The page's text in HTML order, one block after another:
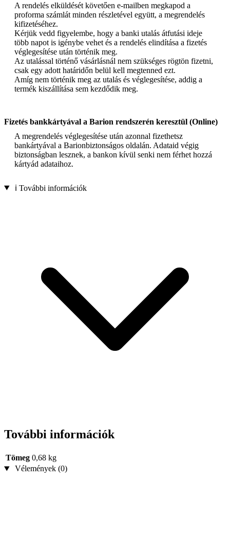
A rendelés elküldését követően e-mailben megkapod a
proforma számlát minden részletével együtt, a megrendelés
kifizetéséhez.
Kérjük vedd figyelembe, hogy a banki utalás átfutási ideje
több napot is igénybe vehet és a rendelés elindítása a fizetés
véglegesítése után történik meg.
Az utalással történő vásárlásnál nem szükséges rögtön fizetni,
csak egy adott határidőn belül kell megtenned ezt.
Amíg nem történik meg az utalás és véglegesítése, addig a
termék kiszállítása sem kezdődik meg.
Fizetés bankkártyával a Barion rendszerén keresztül (Online)
A megrendelés véglegesítése után azonnal fizethetsz
bankártyával a Barionbiztonságos oldalán. Adataid végig
biztonságban lesznek, a bankon kívül senki nem férhet hozzá
kártyád adataihoz.
ℹ️ További információk
További információk
Tömeg 0,68 kg
Vélemények (0)